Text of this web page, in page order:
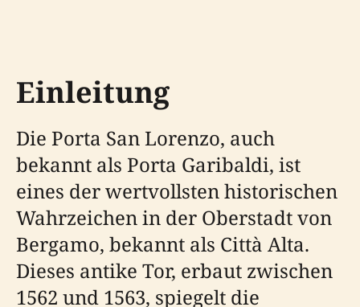
Einleitung
Die Porta San Lorenzo, auch
bekannt als Porta Garibaldi, ist
eines der wertvollsten historischen
Wahrzeichen in der Oberstadt von
Bergamo, bekannt als Città Alta.
Dieses antike Tor, erbaut zwischen
1562 und 1563, spiegelt die